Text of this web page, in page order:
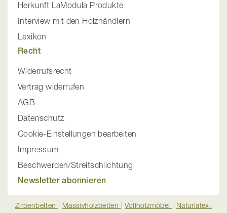
Herkunft LaModula Produkte
Interview mit den Holzhändlern
Lexikon
Recht
Widerrufsrecht
Vertrag widerrufen
AGB
Datenschutz
Cookie-Einstellungen bearbeiten
Impressum
Beschwerden/Streitschlichtung
Newsletter abonnieren
Zirbenbetten | Massivholzbetten |Vollholzmöbel | Naturlatex-